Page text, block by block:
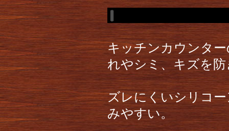
キッチンカウンタ
れやシミ、キズを
ズレにくいシリコ
みやすい。